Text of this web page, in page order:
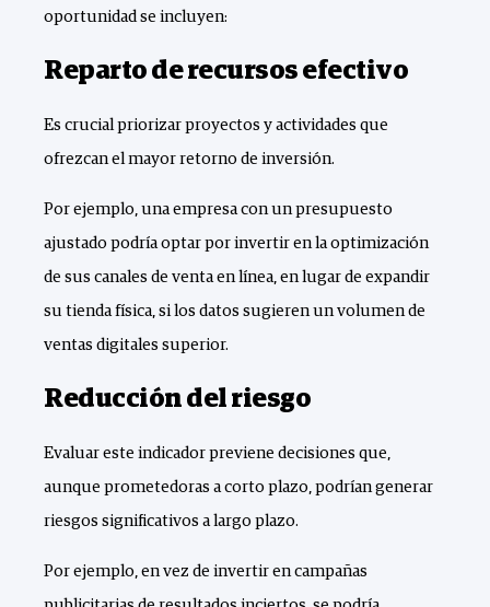
oportunidad se incluyen:
Reparto de recursos efectivo
Es crucial priorizar proyectos y actividades que
ofrezcan el mayor retorno de inversión.
Por ejemplo, una empresa con un presupuesto
ajustado podría optar por invertir en la optimización
de sus canales de venta en línea, en lugar de expandir
su tienda física, si los datos sugieren un volumen de
ventas digitales superior.
Reducción del riesgo
Evaluar este indicador previene decisiones que,
aunque prometedoras a corto plazo, podrían generar
riesgos significativos a largo plazo.
Por ejemplo, en vez de invertir en campañas